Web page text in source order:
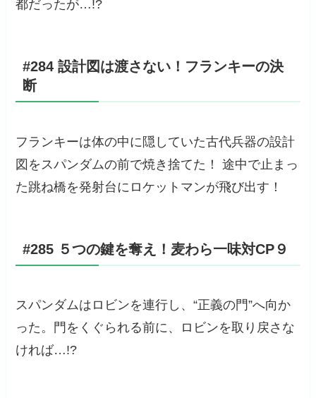
都だったが…!?
#284 設計図は渡さない！フランキーの決
断
フランキーは体の中に隠していた古代兵器の設計
図をスパンダムの前で焼き捨てた！ 途中で止まっ
た跳ね橋を発射台にロケットマンが飛び出す！
#285 ５つの鍵を奪え！麦わら一味対CP９
スパンダムはロビンを連行し、“正義の門”へ向か
った。門をくぐられる前に、ロビンを取り戻さな
ければ…!?